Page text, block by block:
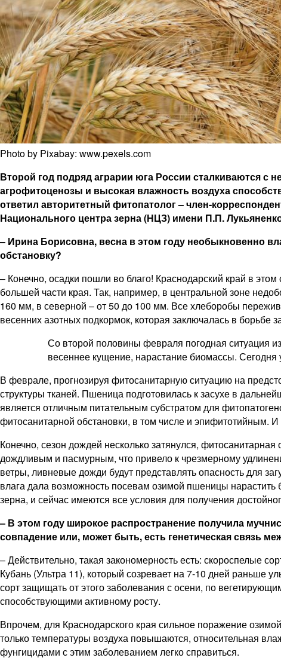
Photo by Pixabay: www.pexels.com
Второй год подряд аграрии юга России сталкиваются
агрофитоценозы и высокая влажность воздуха
ответил авторитетный фитопатолог – член-
Национального центра зерна (НЦЗ) имени П.П.
– Ирина Борисовна, весна в этом году необыкновенно
обстановку?
– Конечно, осадки пошли во благо! Краснодарский край в
большей части края. Так, например, в центральной зоне
160 мм, в северной – от 50 до 100 мм. Все хлеборобы
весенних азотных подкормок, которая заключалась в борьбе
Со второй половины февраля погодная ситуация
весеннее кущение, нарастание биомассы. Сегодня
В феврале, прогнозируя фитосанитарную ситуацию на
структуры тканей. Пшеница подготовилась к засухе в
является отличным питательным субстратом для
фитосанитарной обстановки, в том числе и эпифитотийным.
Конечно, сезон дождей несколько затянулся,
дождливым и пасмурным, что привело к чрезмерному
ветры, ливневые дожди будут представлять опасность для
влага дала возможность посевам озимой пшеницы
зерна, и сейчас имеются все условия для получения
– В этом году широкое распространение получила
совпадение или, может быть, есть генетическая связь
– Действительно, такая закономерность есть: скороспелые
Кубань (Ультра 11), который созревает на 7-10 дней раньше
сорт защищать от этого заболевания с осени, по
способствующими активному росту.
Впрочем, для Краснодарского края сильное поражение
только температуры воздуха повышаются, относительная
фунгицидами с этим заболеванием легко справиться.